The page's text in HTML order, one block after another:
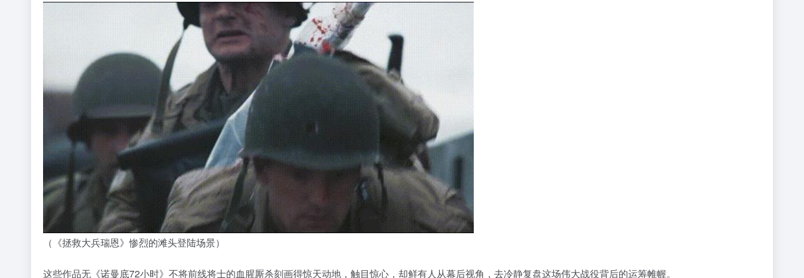
（《拯救大兵瑞恩》惨烈的滩头登陆场景）
这些作品无《诺曼底72小时》不将前线将士的血腥厮杀刻画得惊天动地，触目惊心，却鲜有人从幕后视角，去冷静复盘这场伟大战役背后的运筹帷幄。